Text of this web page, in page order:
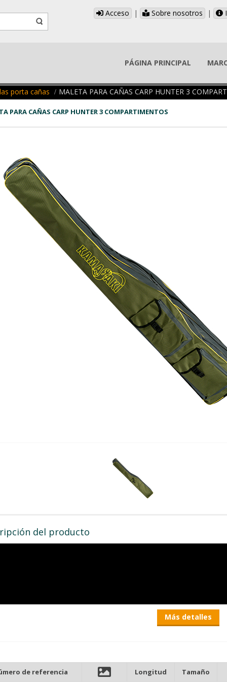
Acceso | Sobre nosotros |
PÁGINA PRINCIPAL
porta cañas MALETA PARA CAÑAS CARP HUNTER 3
PARA CAÑAS CARP HUNTER 3 COMPARTIMENTOS
del producto
Más detalles
de referencia Longitud Tamaño